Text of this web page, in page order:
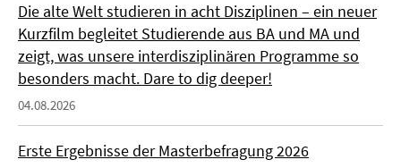
Die alte Welt studieren in acht Disziplinen – ein neuer
Kurzfilm begleitet Studierende aus BA und MA und
zeigt, was unsere interdisziplinären Programme so
besonders macht. Dare to dig deeper!
04.08.2026
Erste Ergebnisse der Masterbefragung 2026